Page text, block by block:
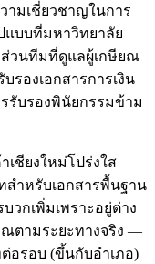
ามเชี่ยวชาญในการ
แบบที่มหาวิทยาลัย
ส่วนทีมที่ดูแลผู้เกษียณ
รองเอกสารการเงิน
รับรองพินัยกรรมข้าม
เชียงใหม่โปร่งใส
สำหรับเอกสารพื้นฐาน
วกเพิ่มเพราะอยู่ต่าง
ณตามระยะทางจริง —
ต่อรอบ (ขึ้นกับอำเภอ)